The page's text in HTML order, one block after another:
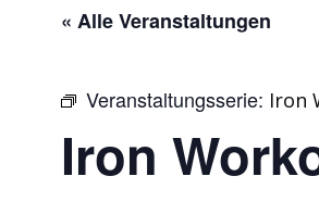
« Alle Veranstaltungen
Veranstaltungsserie: Iron
Iron